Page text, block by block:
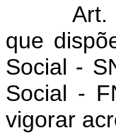
Art.
que
Social -
Social -
vigorar